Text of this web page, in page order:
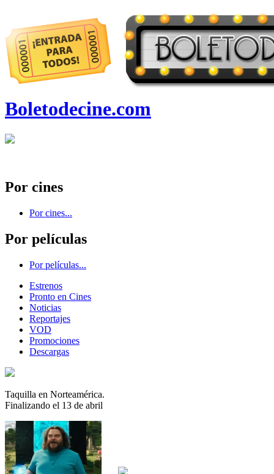
Boletodecine.com
Por cines
Por cines...
Por películas
Por películas...
Estrenos
Pronto en Cines
Noticias
Reportajes
VOD
Promociones
Descargas
Taquilla en Norteamérica.
Finalizando el 13 de abril